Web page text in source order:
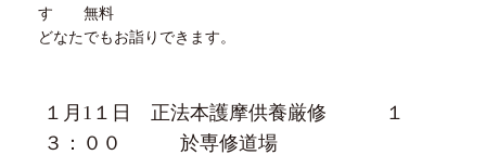
す 無料
どなたでもお詣りできます。
１月 1 １日 正法本護摩供養厳修
１
３ ：００ 於専修道場